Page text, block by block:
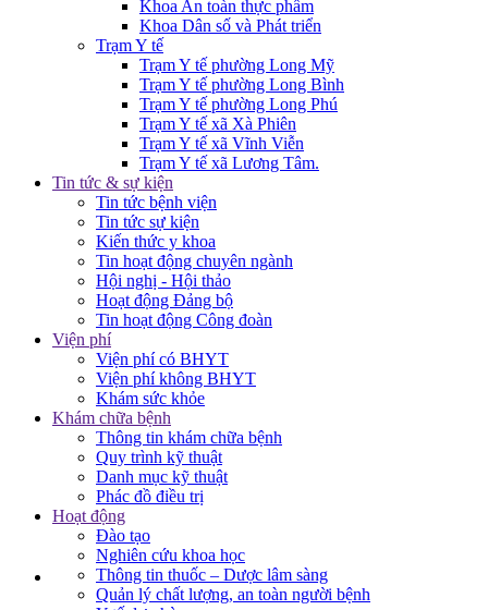
Khoa An toàn thực phẩm
Khoa Dân số và Phát triển
Trạm Y tế
Trạm Y tế phường Long Mỹ
Trạm Y tế phường Long Bình
Trạm Y tế phường Long Phú
Trạm Y tế xã Xà Phiên
Trạm Y tế xã Vĩnh Viễn
Trạm Y tế xã Lương Tâm.
Tin tức & sự kiện
Tin tức bệnh viện
Tin tức sự kiện
Kiến thức y khoa
Tin hoạt động chuyên ngành
Hội nghị - Hội thảo
Hoạt động Đảng bộ
Tin hoạt động Công đoàn
Viện phí
Viện phí có BHYT
Viện phí không BHYT
Khám sức khỏe
Khám chữa bệnh
Thông tin khám chữa bệnh
Quy trình kỹ thuật
Danh mục kỹ thuật
Phác đồ điều trị
Hoạt động
Đào tạo
Nghiên cứu khoa học
Thông tin thuốc – Dược lâm sàng
Quản lý chất lượng, an toàn người bệnh